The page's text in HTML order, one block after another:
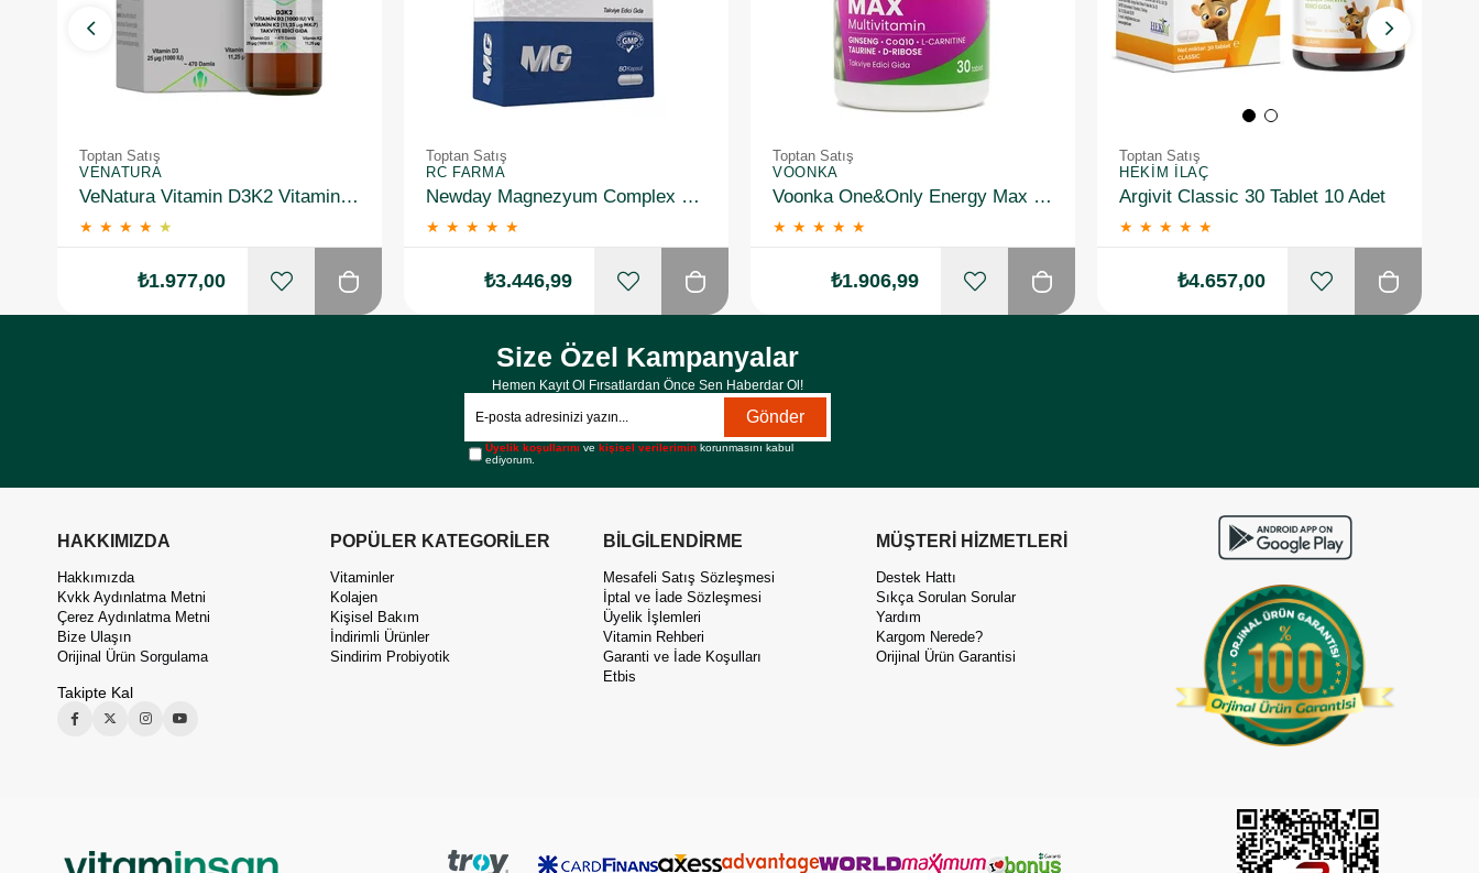
Toptan Satış
VENATURA
VeNatura Vitamin D3K2 Vitamin Takviye Edici Gıda 10 Adet
★ ★ ★ ★ ★
₺1.977,00
Toptan Satış
RC FARMA
Newday Magnezyum Complex 60 Kapsül 10 Adet
★ ★ ★ ★ ★
₺3.446,99
Toptan Satış
VOONKA
Voonka One&Only Energy Max MultiVitamin 30 Tablet 10 Adet
★ ★ ★ ★ ★
₺1.906,99
Toptan Satış
HEKIM İLAÇ
Argivit Classic 30 Tablet 10 Adet
★ ★ ★ ★ ★
₺4.657,00
Size Özel Kampanyalar
Hemen Kayıt Ol Fırsatlardan Önce Sen Haberdar Ol!
Gönder
Üyelik koşullarını vekişisel verilerimin korunmasını kabul
ediyorum.
HAKKIMIZDA
Hakkımızda
Kvkk Aydınlatma Metni
Çerez Aydınlatma Metni
Bize Ulaşın
Orijinal Ürün Sorgulama
Takipte Kal
POPÜLER KATEGORİLER
Vitaminler
Kolajen
Kişisel Bakım
İndirimli Ürünler
Sindirim Probiyotik
BİLGİLENDİRME
Mesafeli Satış Sözleşmesi
İptal ve İade Sözleşmesi
Üyelik İşlemleri
Vitamin Rehberi
Garanti ve İade Koşulları
Etbis
MÜŞTERİ HİZMETLERİ
Destek Hattı
Sıkça Sorulan Sorular
Yardım
Kargom Nerede?
Orijinal Ürün Garantisi